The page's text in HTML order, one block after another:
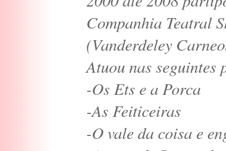
Companhia Teatral
(Vanderdeley
Atuou nas seguintes
-Os Ets e a Porca
-As Feiticeiras
-O vale da coisa e